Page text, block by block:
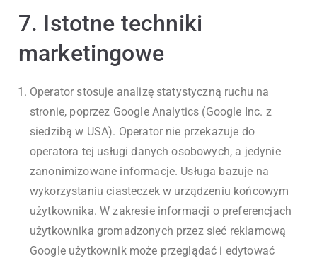
7. Istotne techniki
marketingowe
Operator stosuje analizę statystyczną ruchu na
stronie, poprzez Google Analytics (Google Inc. z
siedzibą w USA). Operator nie przekazuje do
operatora tej usługi danych osobowych, a jedynie
zanonimizowane informacje. Usługa bazuje na
wykorzystaniu ciasteczek w urządzeniu końcowym
użytkownika. W zakresie informacji o preferencjach
użytkownika gromadzonych przez sieć reklamową
Google użytkownik może przeglądać i edytować